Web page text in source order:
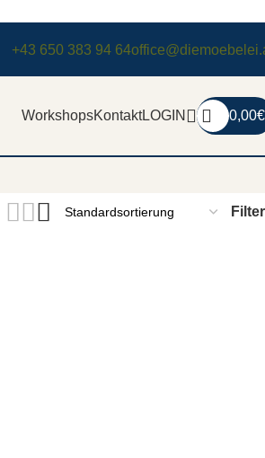
+43 650 383 94 64
WorkshopsKontaktLOGIN 0,00€
Filter